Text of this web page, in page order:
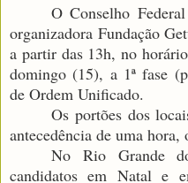
O Conselho
organizadora Fundação
a partir das 13h, no
domingo (15), a 1ª fase
de Ordem Unificado.
Os portões dos
antecedência de uma hora,
No Rio Grande
candidatos em Natal e